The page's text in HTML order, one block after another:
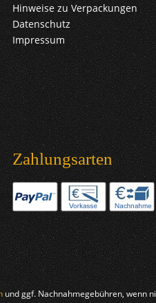
Hinweise zu Verpackungen
Datenschutz
Impressum
Zahlungsarten
und ggf. Nachnahmegebühren, wenn